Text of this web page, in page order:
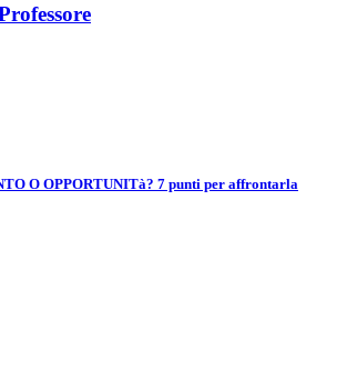
O OPPORTUNITà? 7 punti per affrontarla